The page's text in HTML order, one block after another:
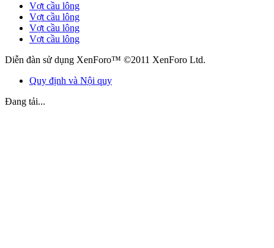
Vợt cầu lông
Vợt cầu lông
Vợt cầu lông
Vợt cầu lông
Diễn đàn sử dụng XenForo™ ©2011 XenForo Ltd.
Quy định và Nội quy
Đang tải...